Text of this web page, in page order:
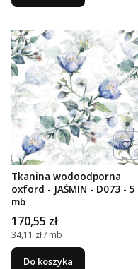
Tkanina wodoodporna
oxford - JAŚMIN - D073 - 5
mb
Cena
170,55 zł
Cena jednostkowa
34,11 zł / mb
Do koszyka